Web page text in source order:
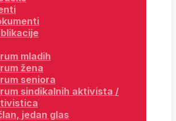
mladih
žena
seniora
sindikalnih aktivista /
jedan glas